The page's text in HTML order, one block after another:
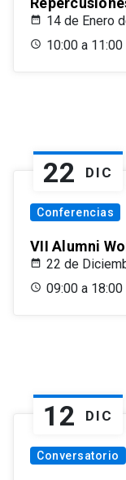
14 de Enero
10:00 a 11:00
22 DIC
Conferencias
VII Alumni
22 de
09:00 a 18:00
12 DIC
Conversatorio